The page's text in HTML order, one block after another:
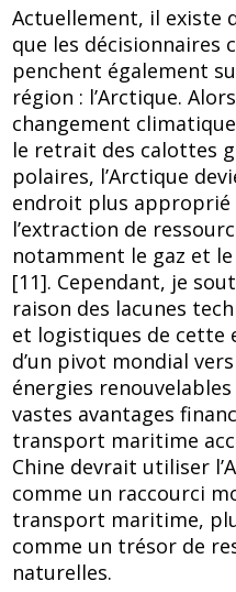
Actuellement, il existe
que les décisionnaires
penchent également
région : l’Arctique.
changement
le retrait des calottes
polaires, l’Arctique
endroit plus
l’extraction de
notamment le gaz et
[11]. Cependant, je
raison des lacunes
et logistiques de cette
d’un pivot mondial
énergies
vastes avantages
transport maritime
Chine devrait utiliser
comme un raccourci
transport maritime,
comme un trésor de
naturelles.